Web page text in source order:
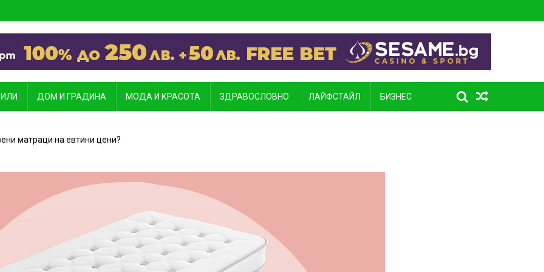
ДОМ И ГРАДИНА МОДА И КРАСОТА ЗДРАВОСЛОВНО ЛАЙФСТАЙЛ БИЗНЕС
матраци на евтини цени?